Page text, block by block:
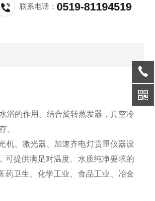
联系电话：0519-81194519
浴的作用。结合旋转蒸发器，真空冷
。
机、激光器、加速齐电灯贵重仪器设
可提供满足对温度、水质纯净要求的
药卫生、化学工业、食品工业、冶金